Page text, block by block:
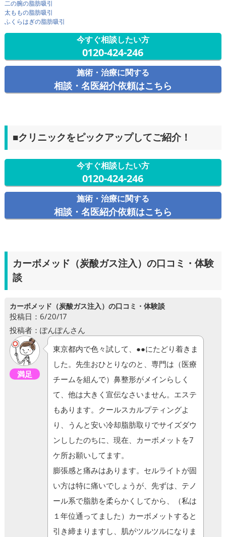
二の腕の脂肪吸引
太ももの脂肪吸引
ふくらはぎの脂肪吸引
今すぐ相談したい方
0120-424-246
施術・治療に関する
相談・名医紹介依頼はこちら
■クリニックをピックアップしてご紹介！
今すぐ相談したい方
0120-424-246
施術・治療に関する
相談・名医紹介依頼はこちら
カーボメッド（炭酸ガス注入）の口コミ・体験
談
カーボメッド（炭酸ガス注入）の口コミ・体験談
投稿日：6/20/17
投稿者：ぽんぽんさん
満足
東京都内で色々試して、●●にたどり着きま
した。先生おひとりなのと、専門は（医療
チームを組んで）鼻整形がメインらしく
て、他は大きく宣伝なさいません。エステ
もあります。クールスカルプティングよ
り、うんと安い冷却脂肪取りでサイズダウ
ンししたのちに、現在、カーボメットを7
ケ所お願いしてます。
膨張感と痛みはあります。セルライトが固
い方は特に痛いでしょうが、先ずは、テノ
ール系で脂肪を柔らかくしてから、（私は
１年位通ってました）カーボメットすると
引き締まりますし、肌がツルツルになりま